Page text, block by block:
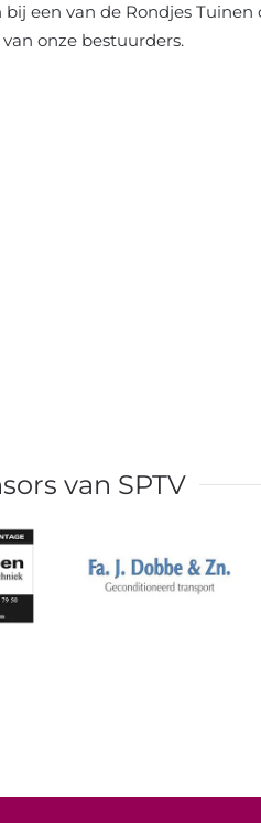
een van de Rondjes
onze bestuurders.
van SPTV